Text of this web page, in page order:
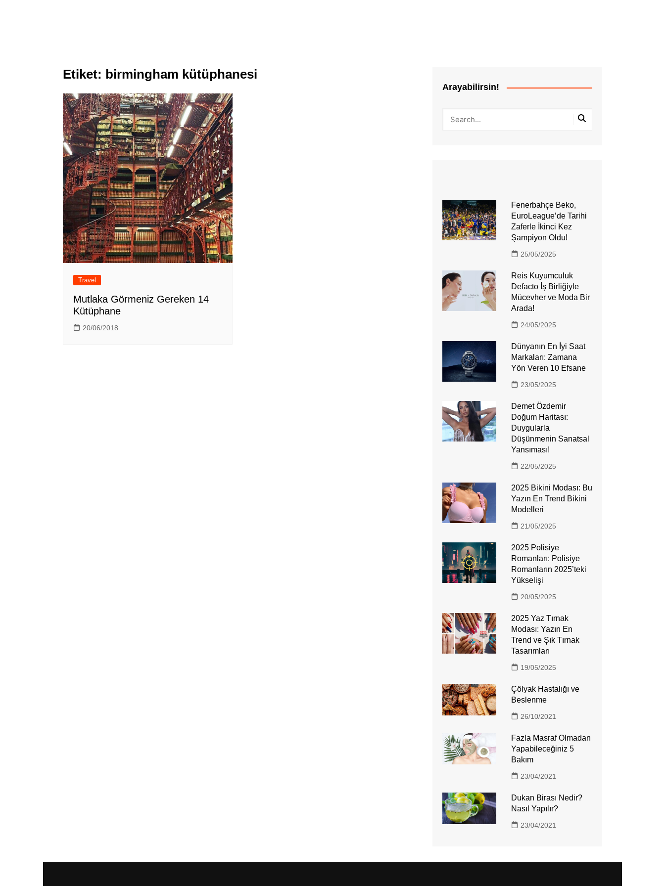
Etiket: birmingham kütüphanesi
Travel
Mutlaka Görmeniz Gereken 14
Kütüphane
20/06/2018
Arayabilirsin!
Fenerbahçe Beko,
EuroLeague’de Tarihi
Zaferle İkinci Kez
Şampiyon Oldu!
25/05/2025
Reis Kuyumculuk
Defacto İş Birliğiyle
Mücevher ve Moda Bir
Arada!
24/05/2025
Dünyanın En İyi Saat
Markaları: Zamana
Yön Veren 10 Efsane
23/05/2025
Demet Özdemir
Doğum Haritası:
Duygularla
Düşünmenin Sanatsal
Yansıması!
22/05/2025
2025 Bikini Modası: Bu
Yazın En Trend Bikini
Modelleri
21/05/2025
2025 Polisiye
Romanları: Polisiye
Romanların 2025’teki
Yükselişi
20/05/2025
2025 Yaz Tırnak
Modası: Yazın En
Trend ve Şık Tırnak
Tasarımları
19/05/2025
Çölyak Hastalığı ve
Beslenme
26/10/2021
Fazla Masraf Olmadan
Yapabileceğiniz 5
Bakım
23/04/2021
Dukan Birası Nedir?
Nasıl Yapılır?
23/04/2021